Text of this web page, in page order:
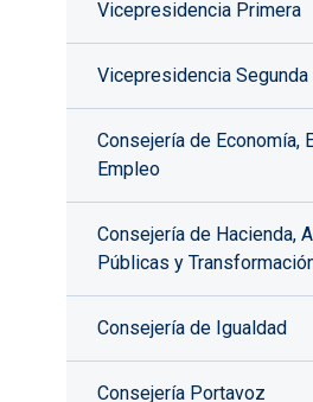
Vicepresidencia Primera
Vicepresidencia Segunda
Consejería de Economía,
Empleo
Consejería de Hacienda,
Públicas y
Consejería de Igualdad
Consejería Portavoz